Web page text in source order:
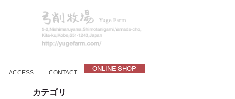
ONLINE SHOP
ACCESS CONTACT
カテゴリ